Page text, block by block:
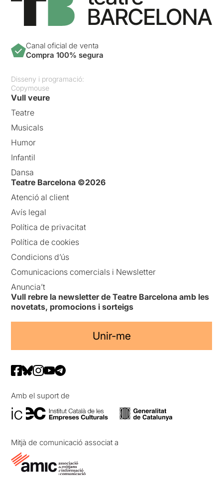
Canal oficial de venta
Compra 100% segura
Disseny i programació:
Copymouse
Vull veure
Teatre
Musicals
Humor
Infantil
Dansa
Teatre Barcelona ©2026
Atenció al client
Avís legal
Política de privacitat
Política de cookies
Condicions d’ús
Comunicacions comercials i Newsletter
Anuncia’t
Vull rebre la newsletter de Teatre Barcelona amb les
novetats, promocions i sorteigs
Unir-me
Amb el suport de
Mitjà de comunicació associat a